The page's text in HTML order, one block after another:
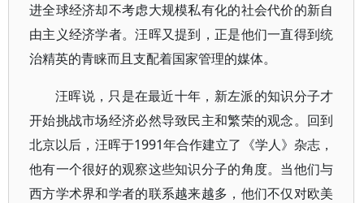
进全球经济却不考虑大规模私有化的社会代价的新自
由主义经济学者。汪晖又提到，正是他们一直得到统
治精英的青睐而且支配着国家管理的媒体。
汪晖说，只是在最近十年，新左派的知识分子才
开始挑战市场经济必然导致民主和繁荣的观念。回到
北京以后，汪晖于1991年合作建立了《学人》杂志，
他有一个很好的观察这些知识分子的角度。当他们与
西方学术界和学者的联系越来越多，他们不仅对欧美